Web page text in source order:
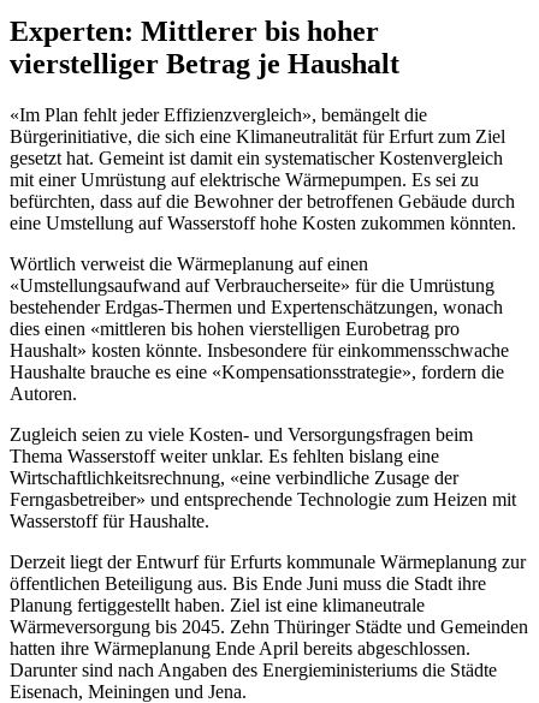
Experten: Mittlerer bis hoher
vierstelliger Betrag je Haushalt
«Im Plan fehlt jeder Effizienzvergleich», bemängelt die
Bürgerinitiative, die sich eine Klimaneutralität für Erfurt zum Ziel
gesetzt hat. Gemeint ist damit ein systematischer Kostenvergleich
mit einer Umrüstung auf elektrische Wärmepumpen. Es sei zu
befürchten, dass auf die Bewohner der betroffenen Gebäude durch
eine Umstellung auf Wasserstoff hohe Kosten zukommen könnten.
Wörtlich verweist die Wärmeplanung auf einen
«Umstellungsaufwand auf Verbraucherseite» für die Umrüstung
bestehender Erdgas-Thermen und Expertenschätzungen, wonach
dies einen «mittleren bis hohen vierstelligen Eurobetrag pro
Haushalt» kosten könnte. Insbesondere für einkommensschwache
Haushalte brauche es eine «Kompensationsstrategie», fordern die
Autoren.
Zugleich seien zu viele Kosten- und Versorgungsfragen beim
Thema Wasserstoff weiter unklar. Es fehlten bislang eine
Wirtschaftlichkeitsrechnung, «eine verbindliche Zusage der
Ferngasbetreiber» und entsprechende Technologie zum Heizen mit
Wasserstoff für Haushalte.
Derzeit liegt der Entwurf für Erfurts kommunale Wärmeplanung zur
öffentlichen Beteiligung aus. Bis Ende Juni muss die Stadt ihre
Planung fertiggestellt haben. Ziel ist eine klimaneutrale
Wärmeversorgung bis 2045. Zehn Thüringer Städte und Gemeinden
hatten ihre Wärmeplanung Ende April bereits abgeschlossen.
Darunter sind nach Angaben des Energieministeriums die Städte
Eisenach, Meiningen und Jena.